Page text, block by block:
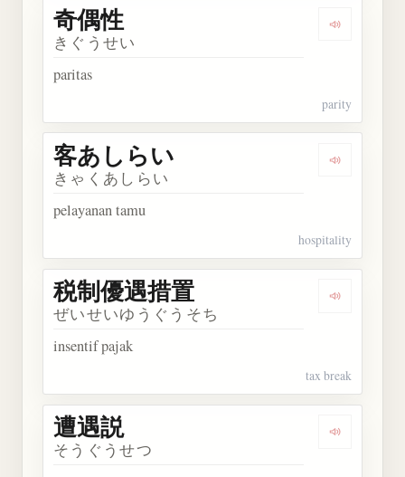
Dengarkan
奇偶性
きぐうせい
paritas
parity
Dengarkan
客あしらい
きゃくあしらい
pelayanan tamu
hospitality
Dengarkan
税制優遇措置
ぜいせいゆうぐうそち
insentif pajak
tax break
Dengarkan
遭遇説
そうぐうせつ